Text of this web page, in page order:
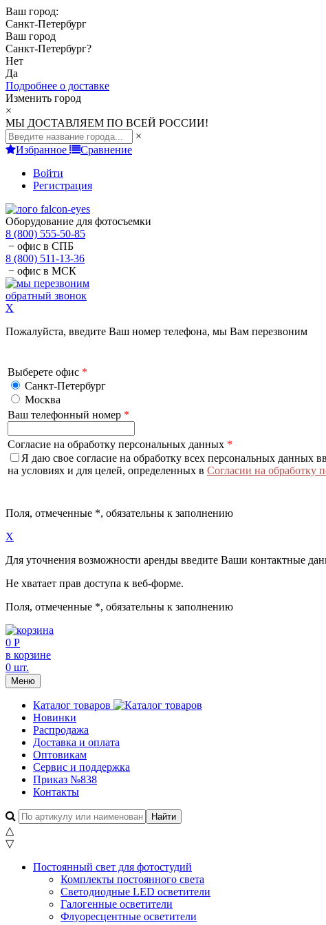
Ваш город:
Санкт-Петербург
Ваш город
Санкт-Петербург?
Нет
Да
Подробнее о доставке
Изменить город
×
МЫ ДОСТАВЛЯЕМ ПО ВСЕЙ РОССИИ!
×
Избранное
Сравнение
Войти
Регистрация
Оборудование для фотосъемки
8 (800) 555-50-85
− офис в СПБ
8 (800) 511-13-36
− офис в МСК
обратный звонок
X
Пожалуйста, введите Ваш номер телефона, мы Вам перезвоним
Выберете офис *
Санкт-Петербург
Москва
Ваш телефонный номер *
Согласие на обработку персональных данных *
Я даю свое согласие на обработку всех персональных
на условиях и для целей, определенных в Согласии на обработку
Поля, отмеченные *, обязательны к заполнению
X
Для уточнения возможности аренды введите Ваши контактные
Не хватает прав доступа к веб-форме.
Поля, отмеченные *, обязательны к заполнению
0 Р
в корзине
0 шт.
Меню
Каталог товаров
Новинки
Распродажа
Доставка и оплата
Оптовикам
Сервис и поддержка
Приказ №838
Контакты
△
▽
Постоянный свет для фотостудий
Комплекты постоянного света
Светодиодные LED осветители
Галогенные осветители
Флуоресцентные осветители